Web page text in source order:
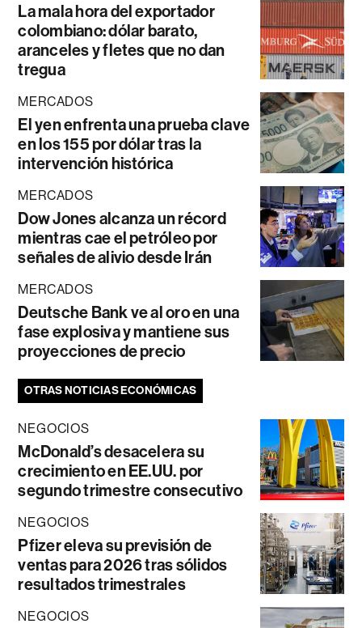
La mala hora del exportador
colombiano: dólar barato,
aranceles y fletes que no dan
tregua
MERCADOS
El yen enfrenta una prueba clave
en los 155 por dólar tras la
intervención histórica
MERCADOS
Dow Jones alcanza un récord
mientras cae el petróleo por
señales de alivio desde Irán
MERCADOS
Deutsche Bank ve al oro en una
fase explosiva y mantiene sus
proyecciones de precio
OTRAS NOTICIAS ECONÓMICAS
NEGOCIOS
McDonald’s desacelera su
crecimiento en EE.UU. por
segundo trimestre consecutivo
NEGOCIOS
Pfizer eleva su previsión de
ventas para 2026 tras sólidos
resultados trimestrales
NEGOCIOS